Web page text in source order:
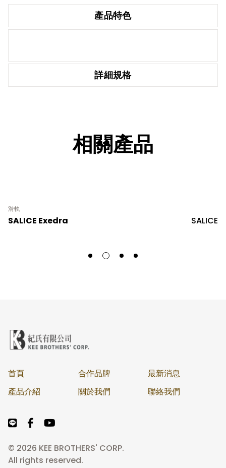
產品特色
詳細規格
相關產品
滑軌
SALICE Exedra SALICE
首頁
產品介紹
合作品牌
關於我們
最新消息
聯絡我們
© 2026 KEE BROTHERS' CORP.
All rights reserved.